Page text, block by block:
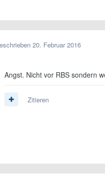
20. Februar 2016
Angst. Nicht vor RBS sondern
Zitieren